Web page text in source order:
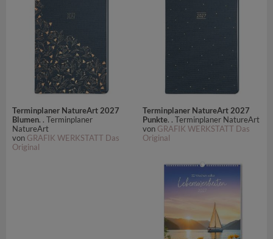
Terminplaner NatureArt 2027
Blumen. . Terminplaner
NatureArt
von GRAFIK WERKSTATT Das
Original
Terminplaner NatureArt 2027
Punkte. . Terminplaner NatureArt
von GRAFIK WERKSTATT Das
Original